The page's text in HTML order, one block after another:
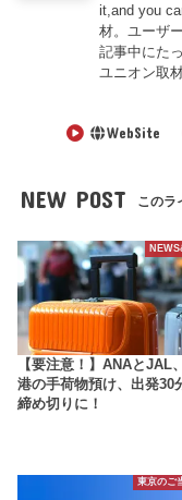
it,and you
材。ユーザ
記事中にた
ユニオン取
WebSite
NEW POST このラ
【要注意！】ANAとJAL
港の手荷物預け、出発30
締め切りに！
東京のご